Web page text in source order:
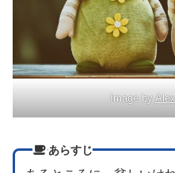
Image by
あらすじ